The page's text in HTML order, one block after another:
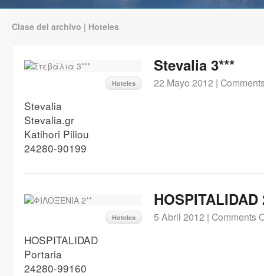
Clase del archivo | Hoteles
Hoteles
Stevalia 3***
22 Mayo 2012 |
Stevalia
Stevalia.gr
Katihori Piliou
24280-90199
Hoteles
HOSPITALIDAD
5 Abril 2012 | Comments
HOSPITALIDAD
Portaria
24280-99160